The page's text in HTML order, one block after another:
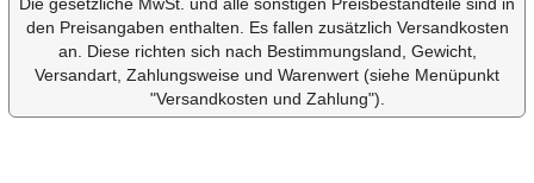
den Preisangaben enthalten. Es fallen zusätzlich Versandkosten
an. Diese richten sich nach Bestimmungsland, Gewicht,
Versandart, Zahlungsweise und Warenwert (siehe Menüpunkt
"Versandkosten und Zahlung").